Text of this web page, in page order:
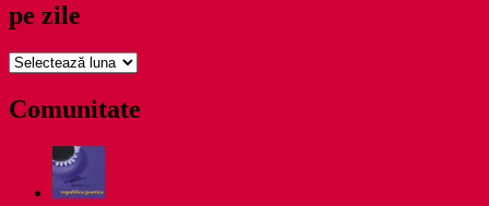
pe zile
pe
Comunitate